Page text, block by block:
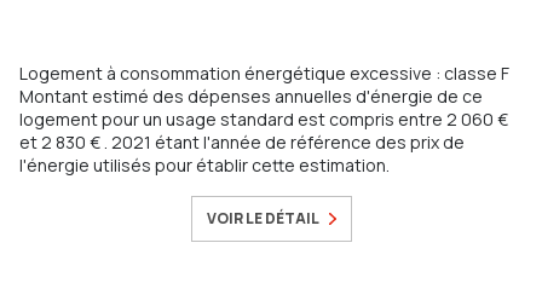
Logement à consommation énergétique excessive : classe F
Montant estimé des dépenses annuelles d'énergie de ce
logement pour un usage standard est compris entre 2 060 €
et 2 830 € . 2021 étant l'année de référence des prix de
l'énergie utilisés pour établir cette estimation.
VOIR LE DÉTAIL